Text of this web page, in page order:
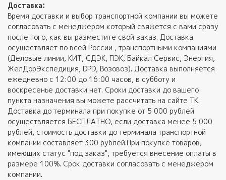
Доставка:
Время доставки и выбор транспортной компании вы можете
согласовать с менеджером который свяжется с вами сразу
после того, как вы разместите свой заказ. Доставка
осуществляет по всей России , транспортными компаниями
(Деловые линии, КИТ, СДЭК, ПЭК, Байкал Сервис, Энергия,
ЖелДорЭкспедиция, DPD, Возовоз). Доставка выполняется
ежедневно с 12:00 до 16:00 часов, в субботу и
воскресенье доставки нет. Сроки доставки до вашего
пункта назначения вы можете рассчитать на сайте ТК.
Доставка до терминала при покупке от 5 000 рублей
осуществляется БЕСПЛАТНО, если доставка менее 5 000
рублей, стоимость доставки до терминала транспортной
компании составляет 300 рублей.При покупке товаров,
имеющих статус "под заказ", требуется внесение оплаты в
размере 100%. Срок доставки согласовать с менеджером
компании.